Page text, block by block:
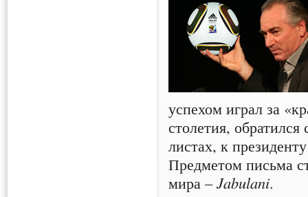
успехом играл за
столетия,
листах, к
Предметом письма
мира –Jabulani.